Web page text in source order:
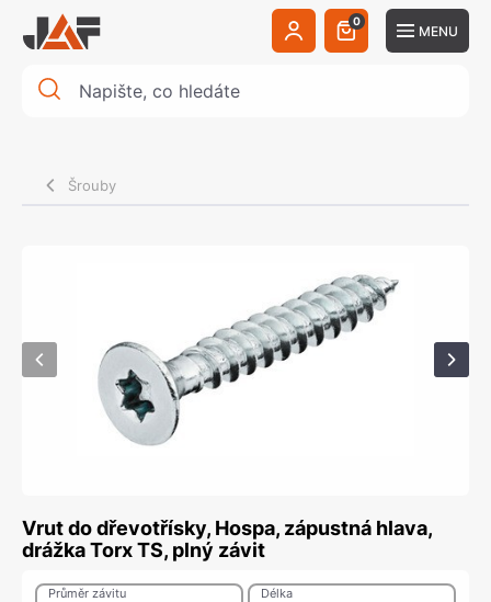
0
MENU
Šrouby
Vrut do dřevotřísky, Hospa, zápustná hlava,
drážka Torx TS, plný závit
Průměr závitu Délka